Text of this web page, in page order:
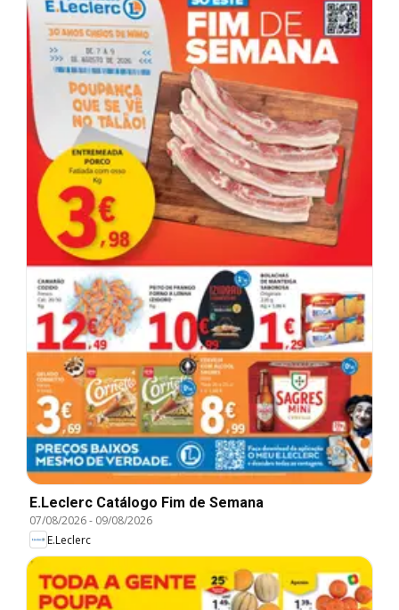
E.Leclerc Catálogo Fim de Semana
07/08/2026- 09/08/2026
E.Leclerc